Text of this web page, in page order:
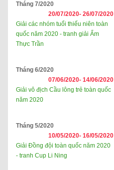
Tháng 7/2020
20/07/2020- 26/07/2020
Giải các nhóm tuổi thiếu niên toàn
quốc năm 2020 - tranh giải Ẩm
Thực Trần
Tháng 6/2020
07/06/2020- 14/06/2020
Giải vô địch Cầu lông trẻ toàn quốc
năm 2020
Tháng 5/2020
10/05/2020- 16/05/2020
Giải Đồng đội toàn quốc năm 2020
- tranh Cup Li Ning